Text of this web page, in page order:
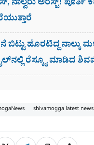
ನಾಲ್ವರು ಅರೆಸ್ಟ್! ಪೂರ್ತಿ
ಬಿಟ್ಟು ಹೊರಟಿದ್ದ ನಾಲ್ಕು
ರೆಸ್ಕ್ಯೂ ಮಾಡಿದ
shivamogga latest news